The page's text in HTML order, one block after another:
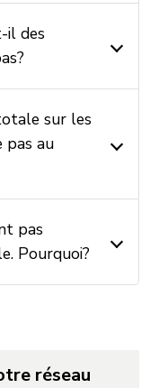
il des
sur les
pas au
pas
Pourquoi?
réseau